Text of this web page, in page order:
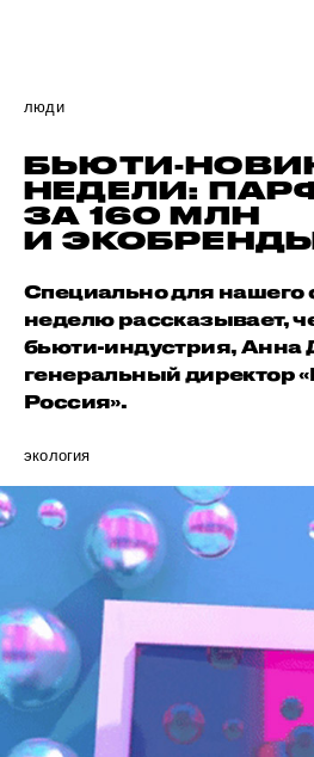
люди
БЬЮТИ-
НЕДЕЛИ:
ЗА 160 МЛН
И
Специально для нашего
неделю рассказывает,
бьюти-индустрия, Анна
генеральный директор
Россия».
экология